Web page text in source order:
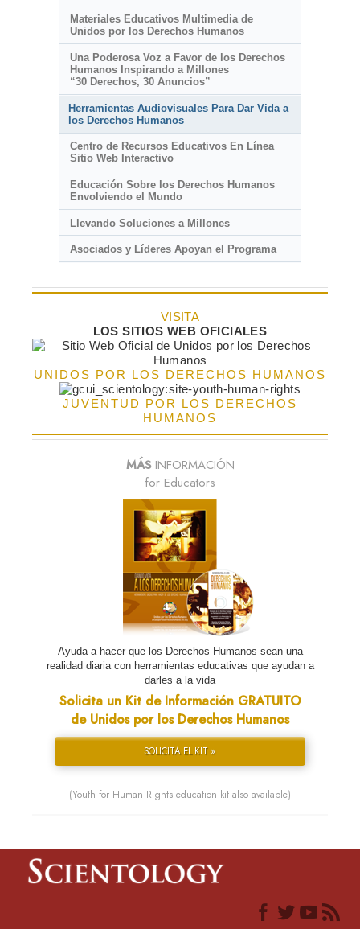
Materiales Educativos Multimedia de
Unidos por los Derechos Humanos
Una Poderosa Voz a Favor de los Derechos
Humanos Inspirando a Millones
“30 Derechos, 30 Anuncios”
Herramientas Audiovisuales Para Dar Vida a
los Derechos Humanos
Centro de Recursos Educativos En Línea
Sitio Web Interactivo
Educación Sobre los Derechos Humanos
Envolviendo el Mundo
Llevando Soluciones a Millones
Asociados y Líderes Apoyan el Programa
VISITA
LOS SITIOS WEB OFICIALES
UNIDOS POR LOS DERECHOS HUMANOS
JUVENTUD POR LOS DERECHOS
HUMANOS
MÁSINFORMACIÓN
for Educators
Ayuda a hacer que los Derechos Humanos sean una
realidad diaria con herramientas educativas que ayudan a
darles a la vida
Solicita un Kit de Información GRATUITO
de Unidos por los Derechos Humanos
SOLICITA EL KIT »
(Youth for Human Rights education kit also available)